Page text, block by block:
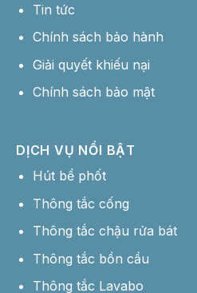
Tin tức
Chính sách bảo hành
Giải quyết khiếu nại
Chính sách bảo mật
DỊCH VỤ NỔI BẬT
Hút bể phốt
Thông tắc cống
Thông tắc chậu rửa bát
Thông tắc bồn cầu
Thông tắc Lavabo